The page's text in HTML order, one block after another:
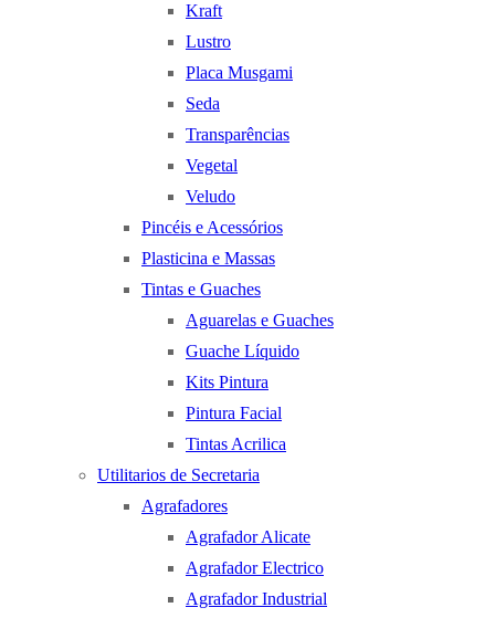
Kraft
Lustro
Placa Musgami
Seda
Transparências
Vegetal
Veludo
Pincéis e Acessórios
Plasticina e Massas
Tintas e Guaches
Aguarelas e Guaches
Guache Líquido
Kits Pintura
Pintura Facial
Tintas Acrilica
Utilitarios de Secretaria
Agrafadores
Agrafador Alicate
Agrafador Electrico
Agrafador Industrial